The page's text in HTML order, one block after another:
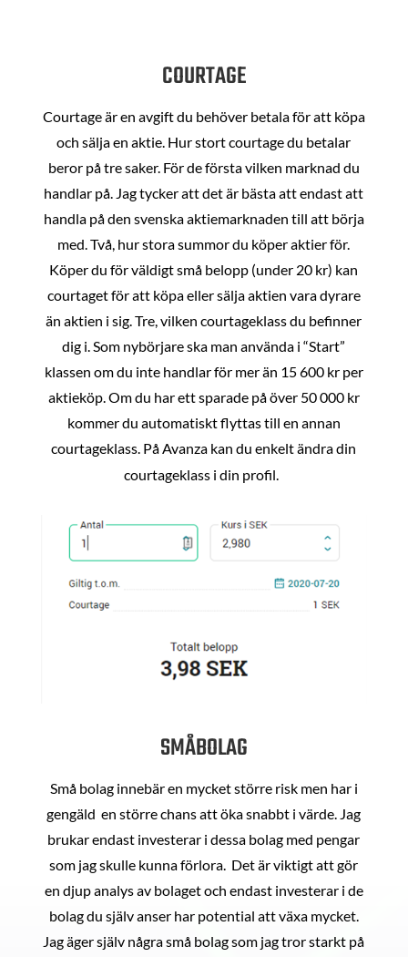
COURTAGE
Courtage är en avgift du behöver betala för att köpa
och sälja en aktie. Hur stort courtage du betalar
beror på tre saker. För de första vilken marknad du
handlar på. Jag tycker att det är bästa att endast att
handla på den svenska aktiemarknaden till att börja
med. Två, hur stora summor du köper aktier för.
Köper du för väldigt små belopp (under 20 kr) kan
courtaget för att köpa eller sälja aktien vara dyrare
än aktien i sig. Tre, vilken courtageklass du befinner
dig i. Som nybörjare ska man använda i “Start”
klassen om du inte handlar för mer än 15 600 kr per
aktieköp. Om du har ett sparade på över 50 000 kr
kommer du automatiskt flyttas till en annan
courtageklass. På Avanza kan du enkelt ändra din
courtageklass i din profil.
SMÅBOLAG
Små bolag innebär en mycket större risk men har i
gengäld en större chans att öka snabbt i värde. Jag
brukar endast investerar i dessa bolag med pengar
som jag skulle kunna förlora. Det är viktigt att gör
en djup analys av bolaget och endast investerar i de
bolag du själv anser har potential att växa mycket.
Jag äger själv några små bolag som jag tror starkt på